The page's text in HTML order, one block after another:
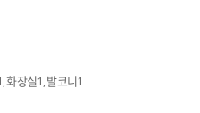
화장실1, 발코니1